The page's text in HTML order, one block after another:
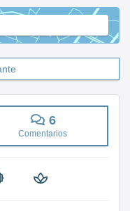
6
Comentarios